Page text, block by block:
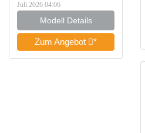
Juli 2026 04:06
Modell Details
Zum Angebot *